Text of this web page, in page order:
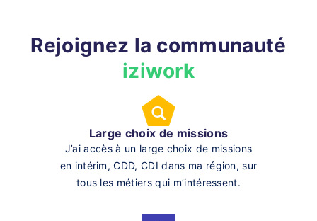
Rejoignez la communauté
iziwork
Large choix de missions
J’ai accès à un large choix de missions
en intérim, CDD, CDI dans ma région, sur
tous les métiers qui m’intéressent.